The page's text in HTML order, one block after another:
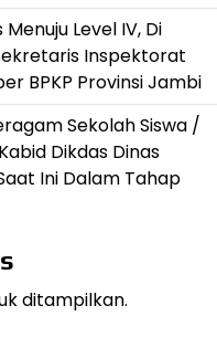
Level IV, Di
Inspektorat
BPKP Provinsi Jambi
Sekolah Siswa /
Dikdas Dinas
Ini Dalam Tahap
ditampilkan.